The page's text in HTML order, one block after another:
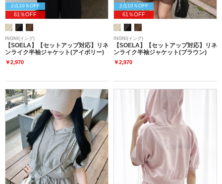
2点10％OFF
61％OFF
INGNI(イング)
【SOELA】【セットアップ対応】リネ
ンライク半袖ジャケット(アイボリー)
￥2,970
2点10％OFF
61％OFF
INGNI(イング)
【SOELA】【セットアップ対応】リネ
ンライク半袖ジャケット(ブラウン)
￥2,970